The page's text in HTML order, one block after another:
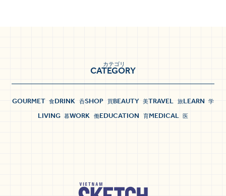
CATEGORY
カテゴリ
GOURMET 食DRINK 呑SHOP 買BEAUTY 美TRAVEL 旅LEARN 学
LIVING 暮WORK 働EDUCATION 育MEDICAL 医